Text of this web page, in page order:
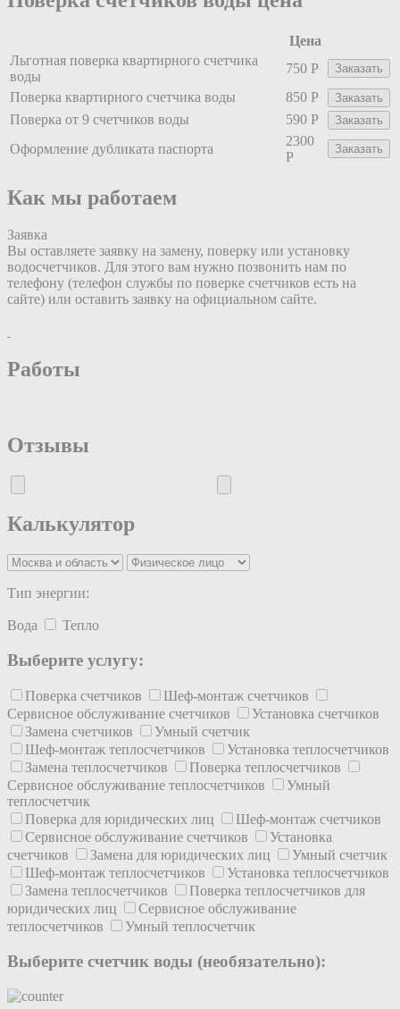
Цена
Льготная поверка квартирного счетчика
воды
750 Р Заказать
Поверка квартирного счетчика воды 850 Р Заказать
Поверка от 9 счетчиков воды 590 Р Заказать
Оформление дубликата паспорта
2300
Р
Заказать
Как мы работаем
Заявка
Вы оставляете заявку на замену, поверку или установку
водосчетчиков. Для этого вам нужно позвонить нам по
телефону (телефон службы по поверке счетчиков есть на
сайте) или оставить заявку на официальном сайте.
Работы
Отзывы
Калькулятор
Тип энергии:
Вода Тепло
Выберите услугу:
Поверка счетчиков
Шеф-монтаж счетчиков
Сервисное обслуживание счетчиков
Установка счетчиков
Замена счетчиков
Умный счетчик
Шеф-монтаж теплосчетчиков
Установка теплосчетчиков
Замена теплосчетчиков
Поверка теплосчетчиков
Сервисное обслуживание теплосчетчиков
Умный
теплосчетчик
Поверка для юридических лиц
Шеф-монтаж счетчиков
Сервисное обслуживание счетчиков
Установка
счетчиков
Замена для юридических лиц
Умный счетчик
Шеф-монтаж теплосчетчиков
Установка теплосчетчиков
Замена теплосчетчиков
Поверка теплосчетчиков для
юридических лиц
Сервисное обслуживание
теплосчетчиков
Умный теплосчетчик
Выберите счетчик воды (необязательно):